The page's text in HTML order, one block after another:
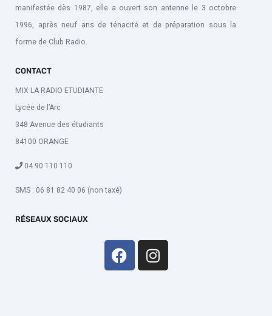
manifestée dès 1987, elle a ouvert son antenne le 3 octobre
1996, après neuf ans de ténacité et de préparation sous la
forme de Club Radio.
CONTACT
MIX LA RADIO ETUDIANTE
Lycée de l’Arc
348 Avenue des étudiants
84100 ORANGE
04 90 110 110
SMS : 06 81 82 40 06 (non taxé)
RÉSEAUX SOCIAUX